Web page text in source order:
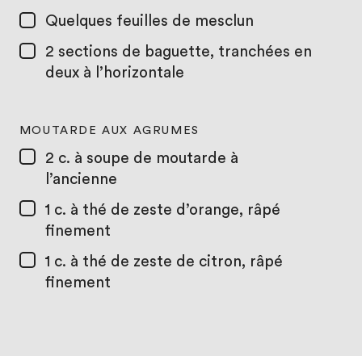
Quelques feuilles de mesclun
2 sections de baguette, tranchées en
deux à l’horizontale
MOUTARDE AUX AGRUMES
2 c. à soupe de moutarde à
l’ancienne
1 c. à thé de zeste d’orange, râpé
finement
1 c. à thé de zeste de citron, râpé
finement